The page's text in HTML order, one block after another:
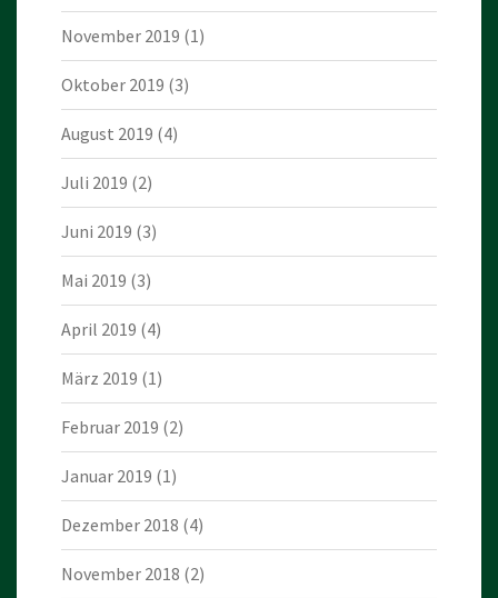
November 2019 (1)
Oktober 2019 (3)
August 2019 (4)
Juli 2019 (2)
Juni 2019 (3)
Mai 2019 (3)
April 2019 (4)
März 2019 (1)
Februar 2019 (2)
Januar 2019 (1)
Dezember 2018 (4)
November 2018 (2)